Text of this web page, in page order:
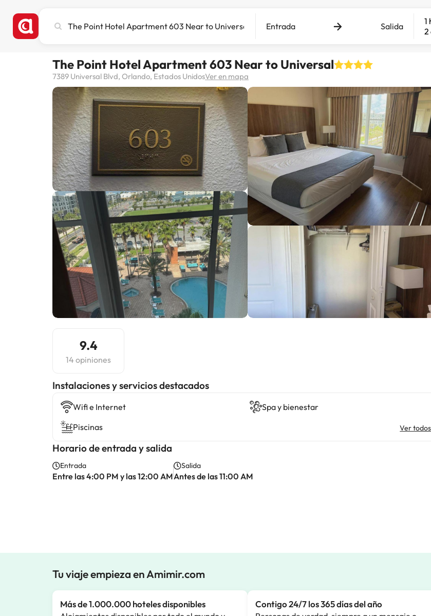
ciudad,
destino
Entrada Salida
1
2
The Point Hotel Apartment 603 Near to Universal
7389 Universal Blvd, Orlando, Estados UnidosVer en mapa
9.4
14 opiniones
Instalaciones y servicios destacados
Wifi e Internet
Spa y bienestar
Piscinas
Ver todos
Horario de entrada y salida
Entrada
Entre las 4:00 PM y las 12:00 AM
Salida
Antes de las 11:00 AM
Tu viaje empieza en Amimir.com
Más de 1.000.000 hoteles disponibles Contigo 24/7 los 365 días del año